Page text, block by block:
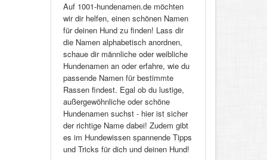
Auf 1001-hundenamen.de möchten
wir dir helfen, einen schönen Namen
für deinen Hund zu finden! Lass dir
die Namen alphabetisch anordnen,
schaue dir männliche oder weibliche
Hundenamen an oder erfahre, wie du
passende Namen für bestimmte
Rassen findest. Egal ob du lustige,
außergewöhnliche oder schöne
Hundenamen suchst - hier ist sicher
der richtige Name dabei! Zudem gibt
es im Hundewissen spannende Tipps
und Tricks für dich und deinen Hund!